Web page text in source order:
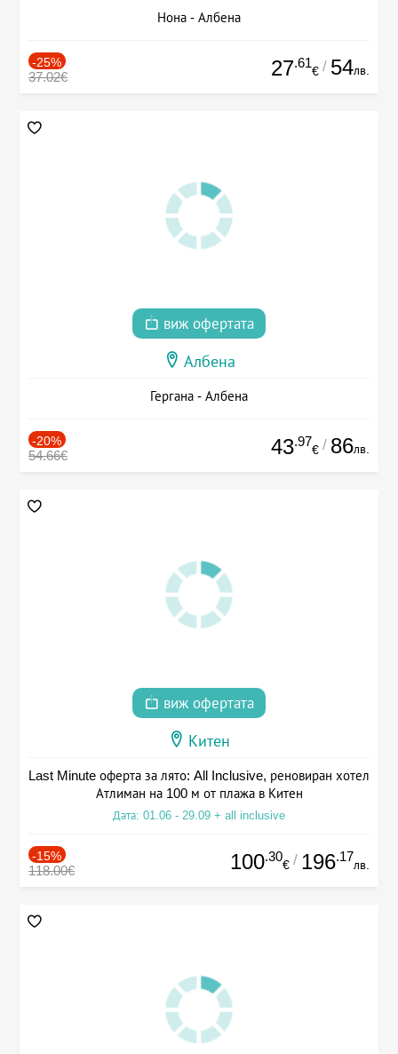
Нона - Албена
-25%
37.02€ 27.61
€ / 54лв.
виж офертата
Албена
Гергана - Албена
-20%
54.66€ 43.97
€ / 86лв.
виж офертата
Китен
Last Minute оферта за лято: All Inclusive, реновиран хотел
Атлиман на 100 м от плажа в Китен
Дата: 01.06 - 29.09 + all inclusive
-15%
118.00€ 100.30
€ / 196.17
лв.